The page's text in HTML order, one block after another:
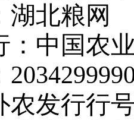
湖北粮网
：中国农
农发行行